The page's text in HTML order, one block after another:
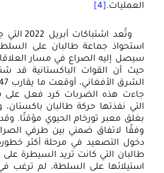
العمليات. [4]
وتُعد
استحواذ جماعة طالبان على
سيصل إليه الصراع في مسار العلاقات
حيث أن القوات الباكستانية قد
الشرق الأفغاني، أوقعت ما يقارب 47 مدنيًا أفغانيًا،
جاءت هذه الضربات كرد فعل
التي نفذتها حركة طالبان
بغلق معبر تورخام الحيوي مؤقتًا.
وفقًا لاتفاق ضمني بين طرفي
دخول التصعيد في مرحلة أكثر
طالبان التي كانت تريد السيطرة على
استيلائها على السلطة، لم